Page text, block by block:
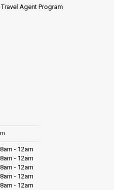
Travel Agent Program
- 12am
- 12am
- 12am
- 12am
- 12am